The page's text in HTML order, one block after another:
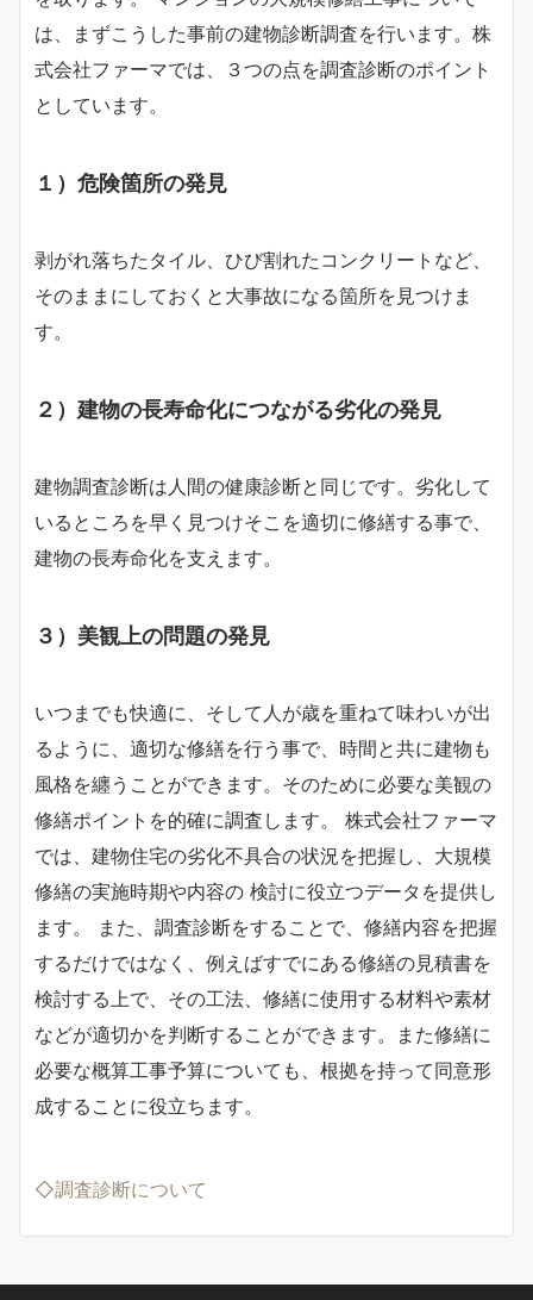
は、まずこうした事前の建物診断調査を行います。株
式会社ファーマでは、３つの点を調査診断のポイント
としています。
１）危険箇所の発見
剥がれ落ちたタイル、ひび割れたコンクリートなど、
そのままにしておくと大事故になる箇所を見つけま
す。
２）建物の長寿命化につながる劣化の発見
建物調査診断は人間の健康診断と同じです。劣化して
いるところを早く見つけそこを適切に修繕する事で、
建物の長寿命化を支えます。
３）美観上の問題の発見
いつまでも快適に、そして人が歳を重ねて味わいが出
るように、適切な修繕を行う事で、時間と共に建物も
風格を纏うことができます。そのために必要な美観の
修繕ポイントを的確に調査します。 株式会社ファーマ
では、建物住宅の劣化不具合の状況を把握し、大規模
修繕の実施時期や内容の 検討に役立つデータを提供し
ます。 また、調査診断をすることで、修繕内容を把握
するだけではなく、例えばすでにある修繕の見積書を
検討する上で、その工法、修繕に使用する材料や素材
などが適切かを判断することができます。また修繕に
必要な概算工事予算についても、根拠を持って同意形
成することに役立ちます。
◇調査診断について